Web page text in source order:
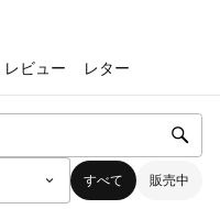
レビュー レター
すべて 販売中